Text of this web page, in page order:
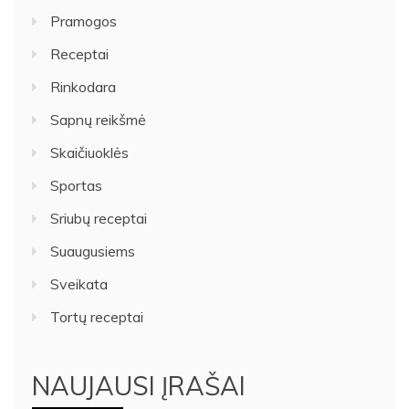
Pramogos
Receptai
Rinkodara
Sapnų reikšmė
Skaičiuoklės
Sportas
Sriubų receptai
Suaugusiems
Sveikata
Tortų receptai
NAUJAUSI ĮRAŠAI